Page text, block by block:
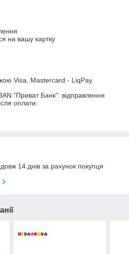
на вашу картку
Visa, Mastercard - LiqPay
"Приват Банк": відправлення
оплати.
14 днів за рахунок покупця